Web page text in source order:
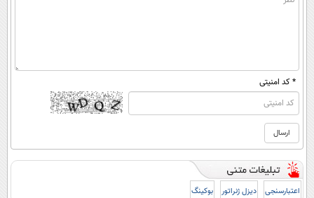
* کد امنیتی
اعتبارسنجی دیزل ژنراتور بوکینگ